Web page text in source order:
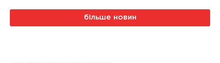
більше новин